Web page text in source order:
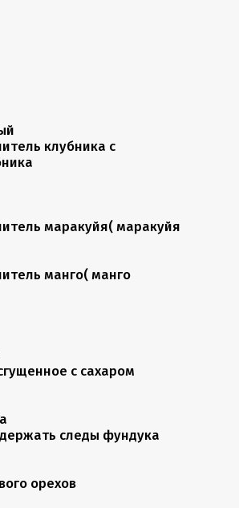
клубника с
маракуйя( маракуйя
манго( манго
с сахаром
следы фундука
орехов